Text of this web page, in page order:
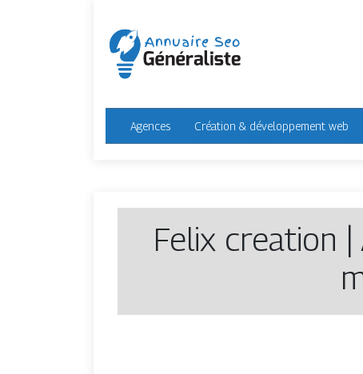
Agences Création & développement web
Felix creation